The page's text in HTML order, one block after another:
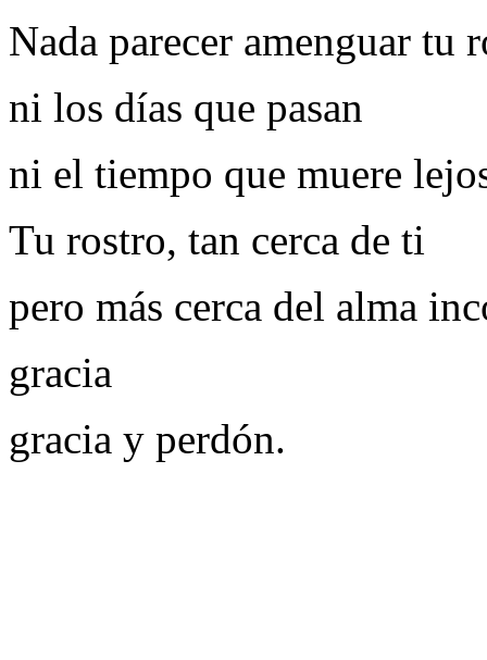
Nada parecer amenguar tu
ni los días que pasan
ni el tiempo que muere
Tu rostro, tan cerca de ti
pero más cerca del alma
gracia
gracia y perdón.